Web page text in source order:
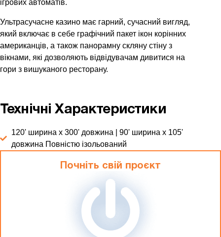
ігрових автоматів.
Ультрасучасне казино має гарний, сучасний вигляд,
який включає в себе графічний пакет ікон корінних
американців, а також панорамну скляну стіну з
вікнами, які дозволяють відвідувачам дивитися на
гори з вишуканого ресторану.
Технічні Характеристики
120' ширина x 300' довжина | 90' ширина x 105'
довжина Повністю ізольований
Почніть свій проєкт